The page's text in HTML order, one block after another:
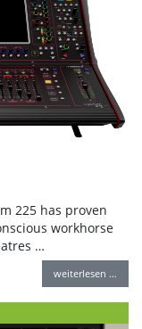
225 has proven
workhorse
…
weiterlesen …